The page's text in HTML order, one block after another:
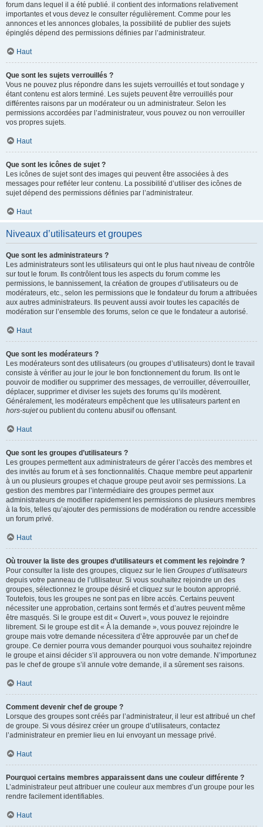
forum dans lequel il a été publié. il contient des informations relativement
importantes et vous devez le consulter régulièrement. Comme pour les
annonces et les annonces globales, la possibilité de publier des sujets
épinglés dépend des permissions définies par l’administrateur.
Haut
Que sont les sujets verrouillés ?
Vous ne pouvez plus répondre dans les sujets verrouillés et tout sondage y
étant contenu est alors terminé. Les sujets peuvent être verrouillés pour
différentes raisons par un modérateur ou un administrateur. Selon les
permissions accordées par l’administrateur, vous pouvez ou non verrouiller
vos propres sujets.
Haut
Que sont les icônes de sujet ?
Les icônes de sujet sont des images qui peuvent être associées à des
messages pour refléter leur contenu. La possibilité d’utiliser des icônes de
sujet dépend des permissions définies par l’administrateur.
Haut
Niveaux d’utilisateurs et groupes
Que sont les administrateurs ?
Les administrateurs sont les utilisateurs qui ont le plus haut niveau de contrôle
sur tout le forum. Ils contrôlent tous les aspects du forum comme les
permissions, le bannissement, la création de groupes d’utilisateurs ou de
modérateurs, etc., selon les permissions que le fondateur du forum a attribuées
aux autres administrateurs. Ils peuvent aussi avoir toutes les capacités de
modération sur l’ensemble des forums, selon ce que le fondateur a autorisé.
Haut
Que sont les modérateurs ?
Les modérateurs sont des utilisateurs (ou groupes d’utilisateurs) dont le travail
consiste à vérifier au jour le jour le bon fonctionnement du forum. Ils ont le
pouvoir de modifier ou supprimer des messages, de verrouiller, déverrouiller,
déplacer, supprimer et diviser les sujets des forums qu’ils modèrent.
Généralement, les modérateurs empêchent que les utilisateurs partent en
hors-sujetou publient du contenu abusif ou offensant.
Haut
Que sont les groupes d’utilisateurs ?
Les groupes permettent aux administrateurs de gérer l’accès des membres et
des invités au forum et à ses fonctionnalités. Chaque membre peut appartenir
à un ou plusieurs groupes et chaque groupe peut avoir ses permissions. La
gestion des membres par l’intermédiaire des groupes permet aux
administrateurs de modifier rapidement les permissions de plusieurs membres
à la fois, telles qu’ajouter des permissions de modération ou rendre accessible
un forum privé.
Haut
Où trouver la liste des groupes d’utilisateurs et comment les rejoindre ?
Pour consulter la liste des groupes, cliquez sur le lien Groupes d’utilisateurs
depuis votre panneau de l’utilisateur. Si vous souhaitez rejoindre un des
groupes, sélectionnez le groupe désiré et cliquez sur le bouton approprié.
Toutefois, tous les groupes ne sont pas en libre accès. Certains peuvent
nécessiter une approbation, certains sont fermés et d’autres peuvent même
être masqués. Si le groupe est dit « Ouvert », vous pouvez le rejoindre
librement. Si le groupe est dit « À la demande », vous pouvez rejoindre le
groupe mais votre demande nécessitera d’être approuvée par un chef de
groupe. Ce dernier pourra vous demander pourquoi vous souhaitez rejoindre
le groupe et ainsi décider s’il approuvera ou non votre demande. N’importunez
pas le chef de groupe s’il annule votre demande, il a sûrement ses raisons.
Haut
Comment devenir chef de groupe ?
Lorsque des groupes sont créés par l’administrateur, il leur est attribué un chef
de groupe. Si vous désirez créer un groupe d’utilisateurs, contactez
l’administrateur en premier lieu en lui envoyant un message privé.
Haut
Pourquoi certains membres apparaissent dans une couleur différente ?
L’administrateur peut attribuer une couleur aux membres d’un groupe pour les
rendre facilement identifiables.
Haut